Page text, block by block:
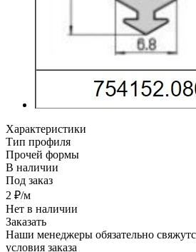
Характеристики
Тип профиля
Прочей формы
В наличии
Под заказ
2 ₽/м
Нет в наличии
Заказать
Наши менеджеры обязательно
условия заказа